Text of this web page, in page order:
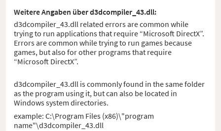
Weitere Angaben über d3dcompiler_43.dll:
d3dcompiler_43.dll related errors are common while
trying to run applications that require “Microsoft DirectX”.
Errors are common while trying to run games because
games, but also for other programs that require
“Microsoft DirectX”.
d3dcompiler_43.dll is commonly found in the same folder
as the program using it, but can also be located in
Windows system directories.
example: C:\Program Files (x86)\"program
name"\d3dcompiler_43.dll